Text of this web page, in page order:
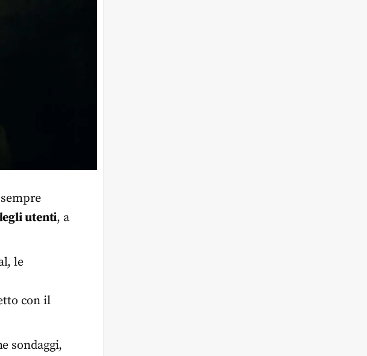
utenti, a
le
con il
sondaggi,